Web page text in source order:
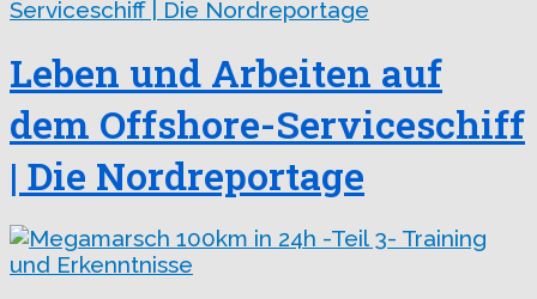
Leben und Arbeiten auf
dem Offshore-Serviceschiff
| Die Nordreportage